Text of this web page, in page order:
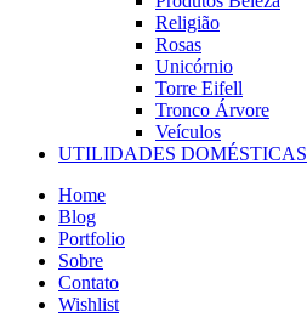
Religião
Rosas
Unicórnio
Torre Eifell
Tronco Árvore
Veículos
UTILIDADES DOMÉSTICAS
Home
Blog
Portfolio
Sobre
Contato
Wishlist